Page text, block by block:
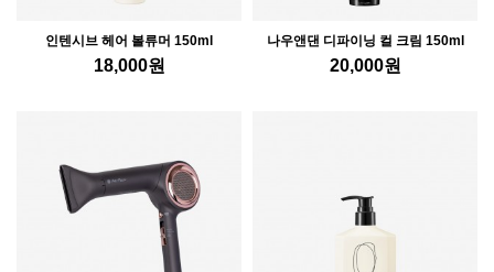
인텐시브 헤어 볼류머 150ml
18,000원
나우앤댄 디파이닝 컬 크림 150ml
20,000원